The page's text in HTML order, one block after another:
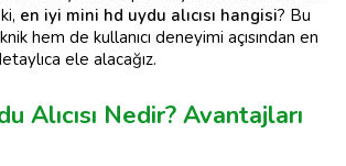
en iyi mini hd uydu alıcısı hangisi? Bu
hem de kullanıcı deneyimi açısından en
ele alacağız.
Alıcısı Nedir? Avantajları